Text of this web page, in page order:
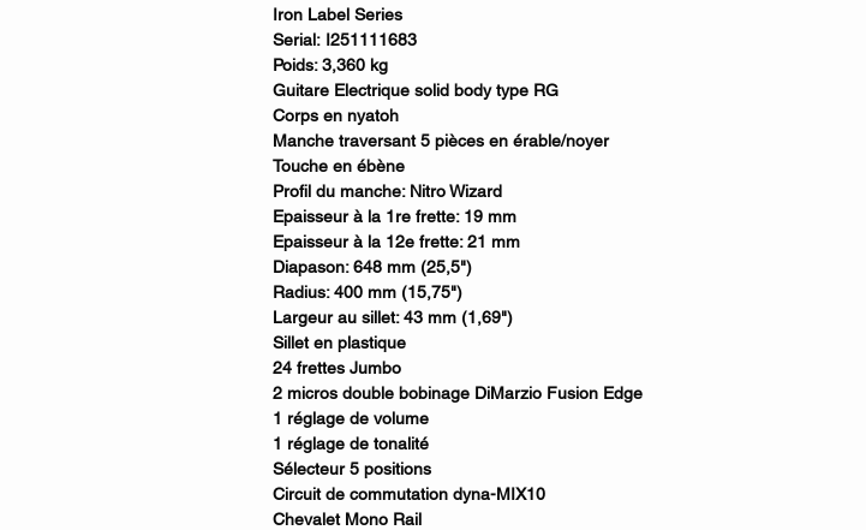
Iron Label Series
Serial: I251111683
Poids: 3,360 kg
Guitare Electrique solid body type RG
Corps en nyatoh
Manche traversant 5 pièces en érable/noyer
Touche en ébène
Profil du manche: Nitro Wizard
Epaisseur à la 1re frette: 19 mm
Epaisseur à la 12e frette: 21 mm
Diapason: 648 mm (25,5")
Radius: 400 mm (15,75")
Largeur au sillet: 43 mm (1,69")
Sillet en plastique
24 frettes Jumbo
2 micros double bobinage DiMarzio Fusion Edge
1 réglage de volume
1 réglage de tonalité
Sélecteur 5 positions
Circuit de commutation dyna-MIX10
Chevalet Mono Rail